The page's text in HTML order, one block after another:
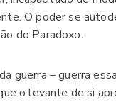
O poder se
do Paradoxo.
guerra – guerra
o levante de si